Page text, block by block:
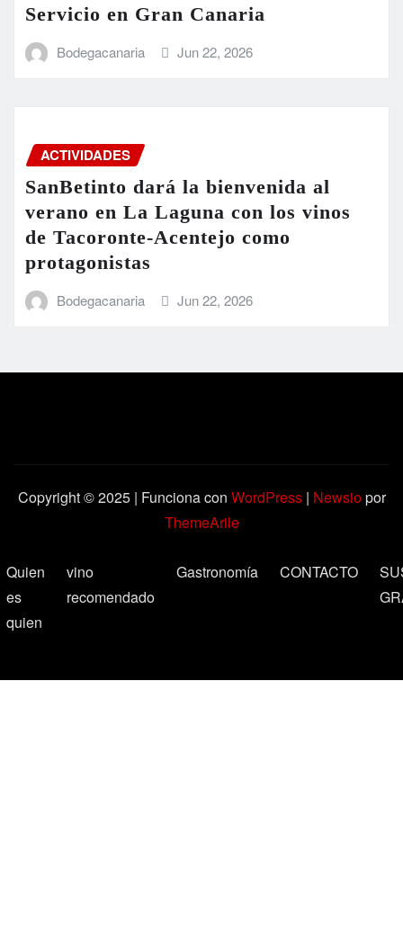
Servicio en Gran Canaria
Bodegacanaria Jun 22, 2026
ACTIVIDADES
SanBetinto dará la bienvenida al
verano en La Laguna con los vinos
de Tacoronte-Acentejo como
protagonistas
Bodegacanaria Jun 22, 2026
Copyright © 2025 | Funciona con WordPress | Newsiopor
ThemeArile
Quien
es
quien
vino
recomendado
Gastronomía CONTACTO